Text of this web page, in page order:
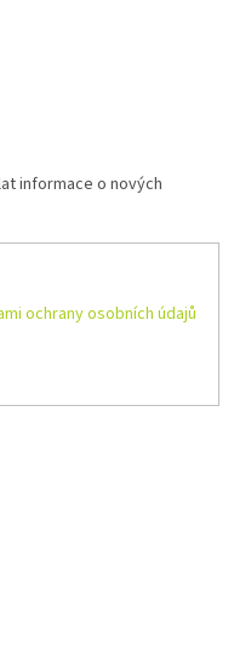
informace o nových
ochrany osobních údajů